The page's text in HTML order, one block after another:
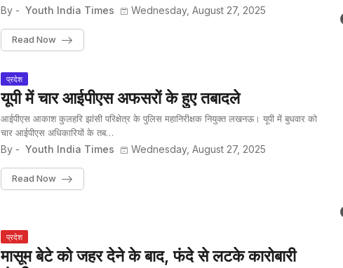
By - Youth India Times Wednesday, August 27, 2025
Read Now
प्रदेश
यूपी में चार आईपीएस अफसरों के हुए तबादले
आईपीएस आकाश कुलहरि झांसी परिक्षेत्र के पुलिस महानिरीक्षक नियुक्त लखनऊ। यूपी में बुधवार को
चार आईपीएस अधिकारियों के तब…
By - Youth India Times Wednesday, August 27, 2025
Read Now
प्रदेश
मासूम बेटे को जहर देने के बाद, फंदे से लटके कारोबारी